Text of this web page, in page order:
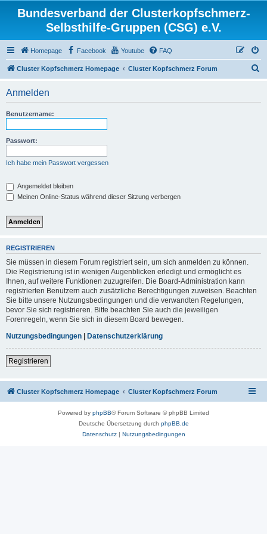
Bundesverband der Clusterkopfschmerz-
Selbsthilfe-Gruppen (CSG) e.V.
Homepage Facebook Youtube FAQ
Cluster Kopfschmerz Homepage Cluster Kopfschmerz Forum
Anmelden
Benutzername:
Passwort:
Ich habe mein Passwort vergessen
Angemeldet bleiben
Meinen Online-Status während dieser Sitzung verbergen
REGISTRIEREN
Sie müssen in diesem Forum registriert sein, um sich anmelden zu können.
Die Registrierung ist in wenigen Augenblicken erledigt und ermöglicht es
Ihnen, auf weitere Funktionen zuzugreifen. Die Board-Administration kann
registrierten Benutzern auch zusätzliche Berechtigungen zuweisen. Beachten
Sie bitte unsere Nutzungsbedingungen und die verwandten Regelungen,
bevor Sie sich registrieren. Bitte beachten Sie auch die jeweiligen
Forenregeln, wenn Sie sich in diesem Board bewegen.
Nutzungsbedingungen | Datenschutzerklärung
Registrieren
Cluster Kopfschmerz Homepage Cluster Kopfschmerz Forum
Powered by phpBB® Forum Software © phpBB Limited
Deutsche Übersetzung durch phpBB.de
Datenschutz| Nutzungsbedingungen